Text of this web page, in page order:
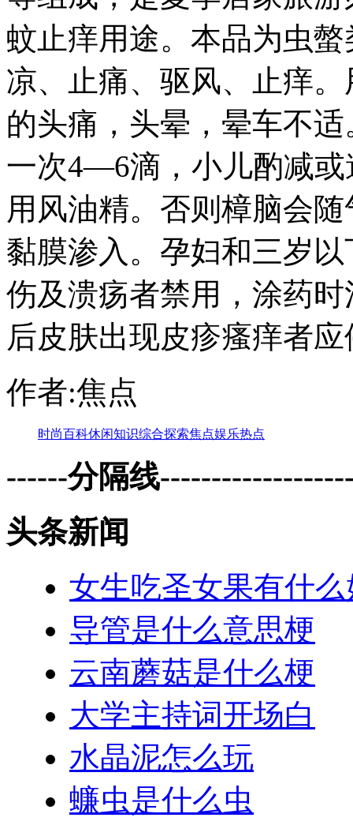
蚊止痒用途。本品为虫
凉、止痛、驱风、止痒
的头痛，头晕，晕车不
一次4—6滴，小儿酌减
用风油精。否则樟脑会
黏膜渗入。孕妇和三岁
伤及溃疡者禁用，涂药
后皮肤出现皮疹瘙痒者
作者:焦点
时尚百科休闲知识综合探索焦点娱乐热点
------分隔线
头条新闻
女生吃圣女果有什
导管是什么意思梗
云南蘑菇是什么梗
大学主持词开场白
水晶泥怎么玩
蠊虫是什么虫